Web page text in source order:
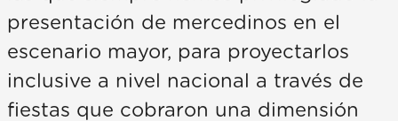
presentación de mercedinos en el
escenario mayor, para proyectarlos
inclusive a nivel nacional a través de
fiestas que cobraron una dimensión